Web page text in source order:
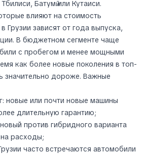
Батумӣ или Кутаиси.
влияют на стоимость
Грузии зависят от года выпуска,
В бюджетном сегменте чаще
с пробегом и менее мощными
как более новые поколения в топ-
значительно дороже. Важные
новые или почти новые машины
длительную гарантию;
против гибридного варианта
расходы;
часто встречаются автомобили